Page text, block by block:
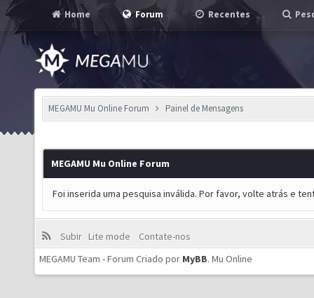
Home Forum Recentes
MEGAMU Mu Online Forum Painel de Mensagens
MEGAMU Mu Online Forum
Foi inserida uma pesquisa inválida. Por favor, volte atrás e
Subir Lite mode
Contate-nos
MEGAMU Team - Forum Criado por MyBB. Mu Online